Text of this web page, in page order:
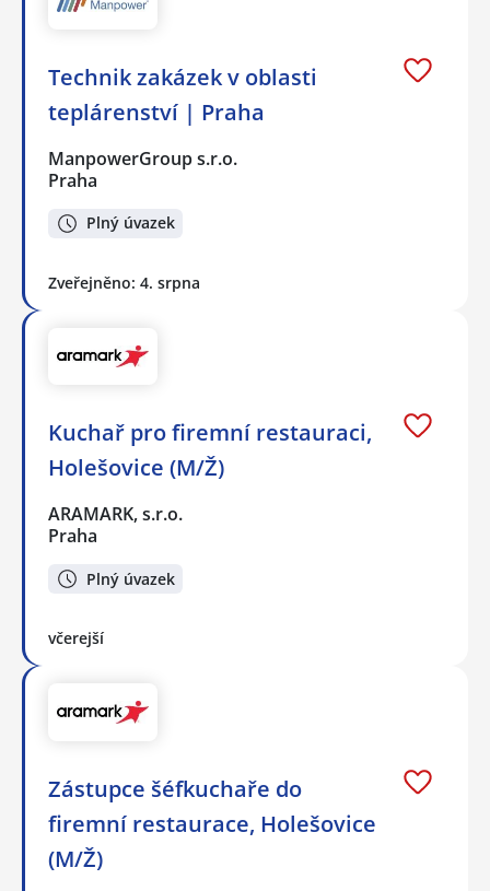
Technik zakázek v oblasti
teplárenství | Praha
ManpowerGroup s.r.o.
Praha
Plný úvazek
Zveřejněno: 4. srpna
Kuchař pro firemní restauraci,
Holešovice (M/Ž)
ARAMARK, s.r.o.
Praha
Plný úvazek
včerejší
Zástupce šéfkuchaře do
firemní restaurace, Holešovice
(M/Ž)